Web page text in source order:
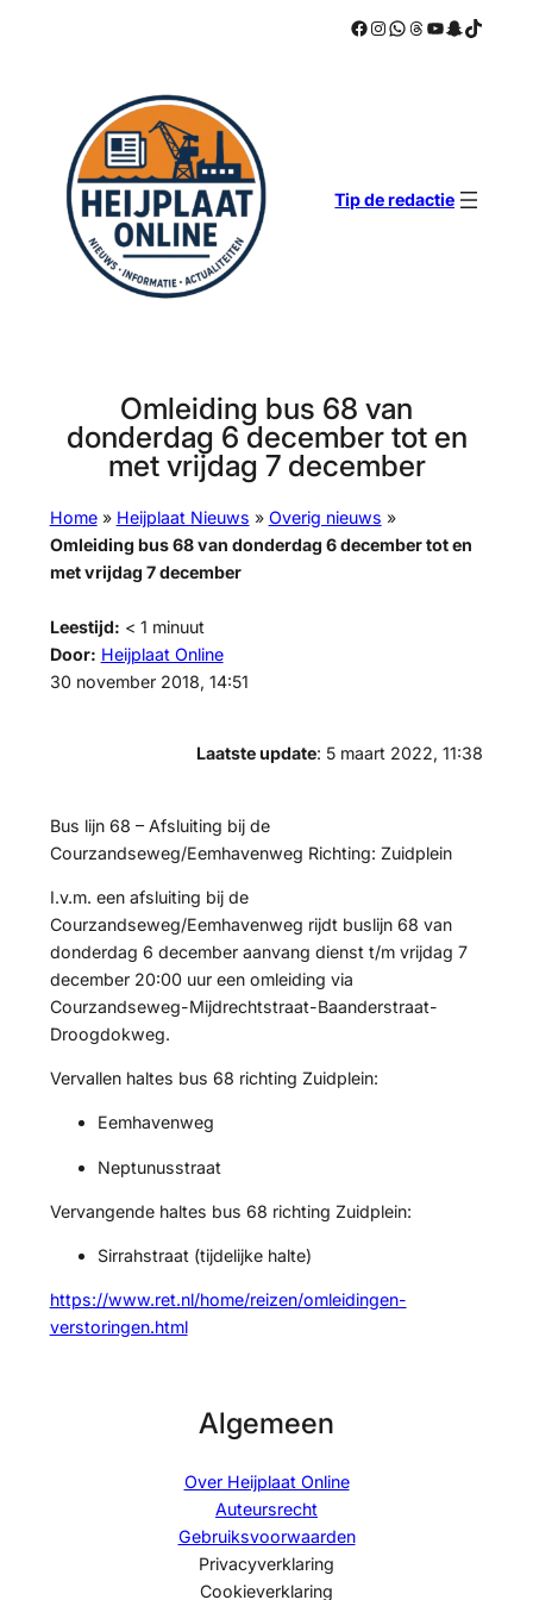
Facebook
Instagram
WhatsApp
Threads
YouTube
Snapchat
TikTok
Tip de redactie
Omleiding bus 68 van
donderdag 6 december tot en
met vrijdag 7 december
Home» Heijplaat Nieuws » Overig nieuws »
Omleiding bus 68 van donderdag 6 december tot en
met vrijdag 7 december
Leestijd: < 1 minuut
Door: Heijplaat Online
30 november 2018, 14:51
Laatste update: 5 maart 2022, 11:38
Bus lijn 68 – Afsluiting bij de
Courzandseweg/Eemhavenweg Richting: Zuidplein
I.v.m. een afsluiting bij de
Courzandseweg/Eemhavenweg rijdt buslijn 68 van
donderdag 6 december aanvang dienst t/m vrijdag 7
december 20:00 uur een omleiding via
Courzandseweg-Mijdrechtstraat-Baanderstraat-
Droogdokweg.
Vervallen haltes bus 68 richting Zuidplein:
Eemhavenweg
Neptunusstraat
Vervangende haltes bus 68 richting Zuidplein:
Sirrahstraat (tijdelijke halte)
https://www.ret.nl/home/reizen/omleidingen-
verstoringen.html
Algemeen
Over Heijplaat Online
Auteursrecht
Gebruiksvoorwaarden
Privacyverklaring
Cookieverklaring